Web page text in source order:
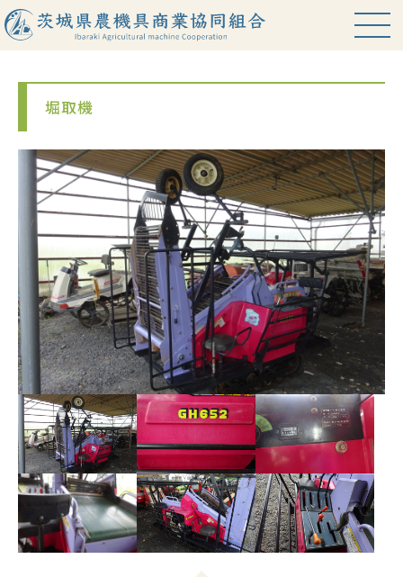
HOME お知らせ
中古農機情報 組合案内
組合員紹介 役職員名簿
アクセス 関連サイト
プライバシーポリシー
会員専用ページ
お問合わせ
堀取機